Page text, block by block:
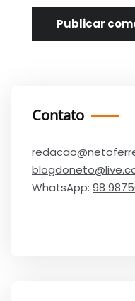
Contato
WhatsApp: 98